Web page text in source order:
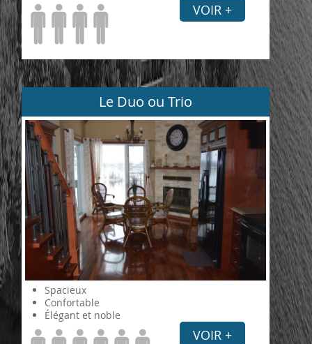
VOIR +
Le Duo ou Trio
Spacieux
Confortable
Élégant et noble
VOIR +